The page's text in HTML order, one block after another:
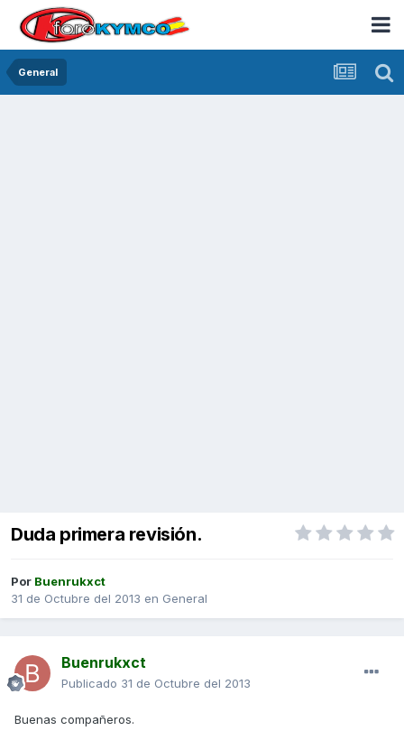
General
Duda primera revisión.
Por Buenrukxct
31 de Octubre del 2013 en General
Buenrukxct
Publicado 31 de Octubre del 2013
Buenas compañeros.